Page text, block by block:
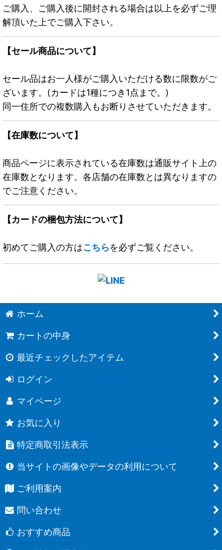
ご購入、ご購入後に開封される場合は以上を必ずご理
解頂いた上でご購入下さい。
【セール商品について】
セール品はお一人様がご購入いただける数に限数がご
ざいます。(カードは1種につき1点まで。)
同一住所での複数購入もお断りさせていただきます。
【在庫数について】
商品ページに表示されている在庫数は通販サイト上の
在庫数となります。各店舗の在庫数とは異なりますの
でご注意ください。
【カードの梱包方法について】
初めてご購入の方はこちらを必ずご覧ください。
ホーム
カートの中身
最近チェックしたアイテム
ログイン
マイページ
お気に入り
特定商取引法表示
当サイトの画像やデータの利用について
ご利用案内
問い合わせ
おすすめ商品